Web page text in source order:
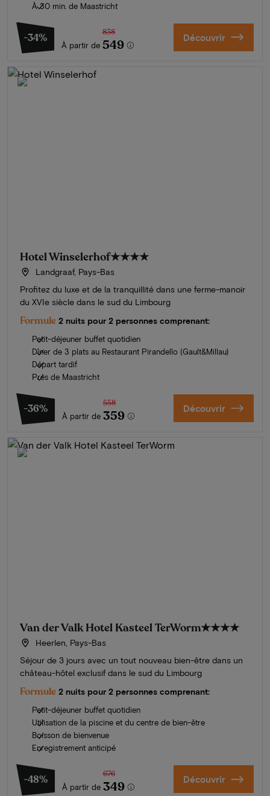
À 30 min. de Maastricht
-34%
À partir de
838
549 Découvrir
Hotel Winselerhof★★★★
Landgraaf, Pays-Bas
Profitez du luxe et de la tranquillité dans une ferme-manoir
du XVIe siècle dans le sud du Limbourg
Formule 2 nuits pour 2 personnes comprenant:
Petit-déjeuner buffet quotidien
Dîner de 3 plats au Restaurant Pirandello (Gault&Millau)
Départ tardif
Près de Maastricht
-36%
À partir de
558
359 Découvrir
Van der Valk Hotel Kasteel TerWorm★★★★
Heerlen, Pays-Bas
Séjour de 3 jours avec un tout nouveau bien-être dans un
château-hôtel exclusif dans le sud du Limbourg
Formule 2 nuits pour 2 personnes comprenant:
Petit-déjeuner buffet quotidien
Utilisation de la piscine et du centre de bien-être
Boisson de bienvenue
Enregistrement anticipé
-48%
À partir de
676
349 Découvrir